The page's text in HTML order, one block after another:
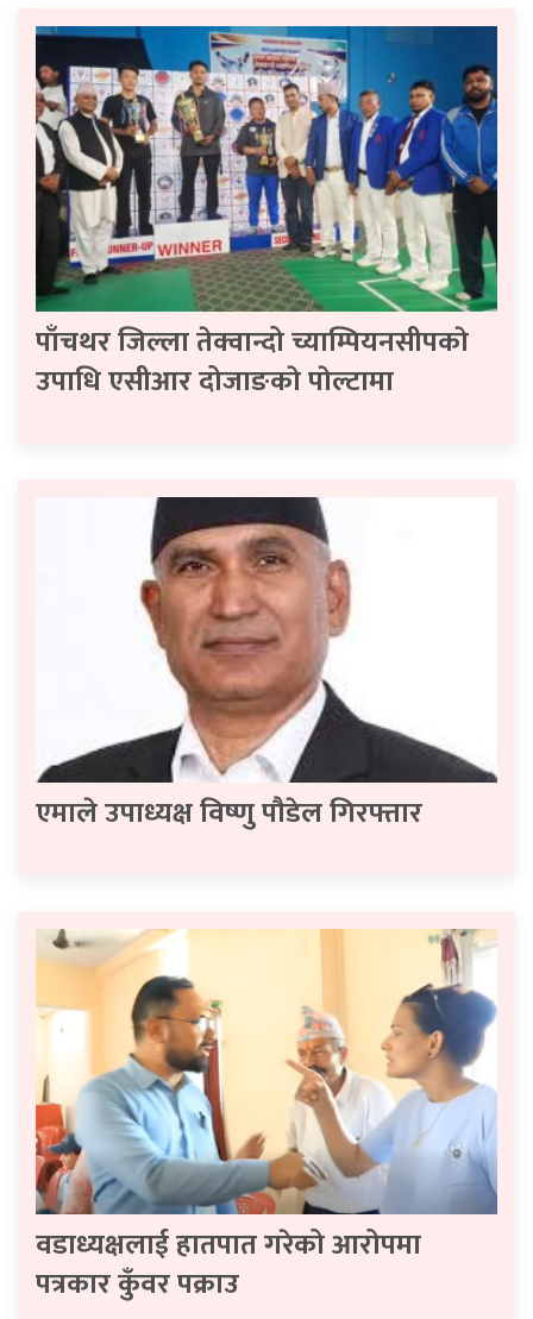
पाँचथर जिल्ला तेक्वान्दो च्याम्पियनसीपकाे
उपाधि एसीआर दोजाङकाे पाेल्टामा
एमाले उपाध्यक्ष विष्णु पौडेल गिरफ्तार
वडाध्यक्षलाई हातपात गरेको आरोपमा
पत्रकार कुँवर पक्राउ